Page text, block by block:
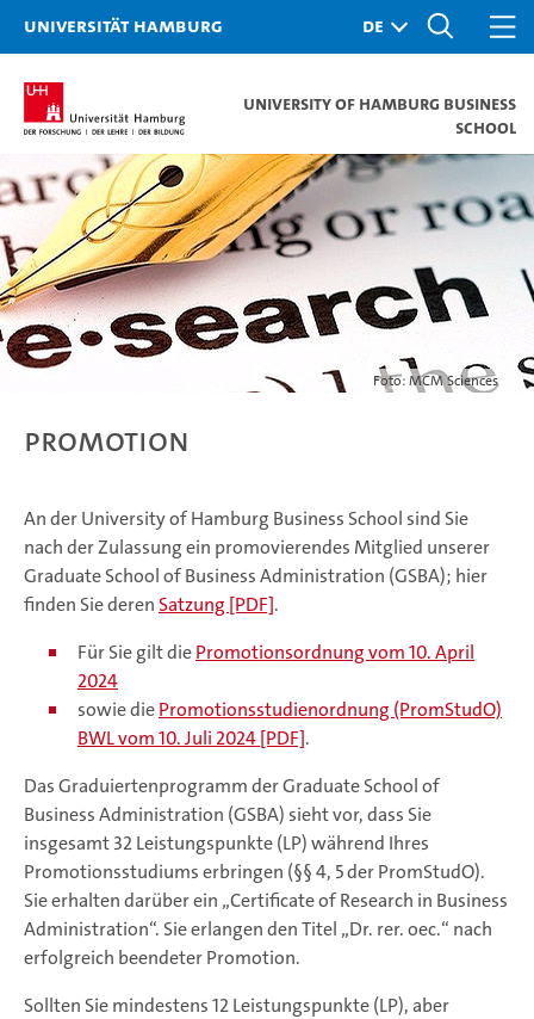
Universität Hamburg
University of Hamburg Business
School
Foto: MCM Sciences
Promotion
An der University of Hamburg Business School sind Sie
nach der Zulassung ein promovierendes Mitglied unserer
Graduate School of Business Administration (GSBA); hier
finden Sie derenSatzung [PDF].
Für Sie gilt diePromotionsordnung vom 10. April
2024
sowie diePromotionsstudienordnung (PromStudO)
BWL vom 10. Juli 2024 [PDF].
Das Graduiertenprogramm der Graduate School of
Business Administration (GSBA) sieht vor, dass Sie
insgesamt 32 Leistungspunkte (LP) während Ihres
Promotionsstudiums erbringen (§§ 4, 5 der PromStudO).
Sie erhalten darüber ein „Certificate of Research in Business
Administration“. Sie erlangen den Titel „Dr. rer. oec.“ nach
erfolgreich beendeter Promotion.
Sollten Sie mindestens 12 Leistungspunkte (LP), aber